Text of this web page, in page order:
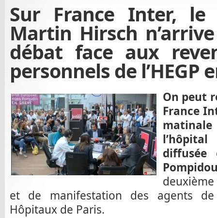
Sur France Inter, le
Martin Hirsch
débat face aux
personnels de l’HEGP
On peut
France
diffusée
et de manifestation des agents de
Hôpitaux de Paris.